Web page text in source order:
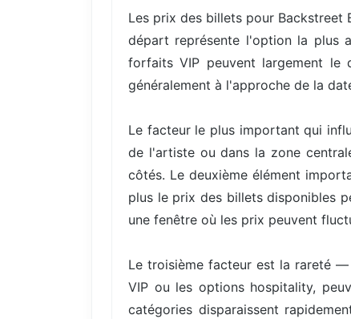
Les prix des billets pour Backstreet
départ représente l'option la plus
forfaits VIP peuvent largement le
généralement à l'approche de la
Le facteur le plus important qui
de l'artiste ou dans la zone
côtés. Le deuxième élément
plus le prix des billets disponibles
une fenêtre où les prix peuvent
Le troisième facteur est la rareté
VIP ou les options hospitality,
catégories disparaissent